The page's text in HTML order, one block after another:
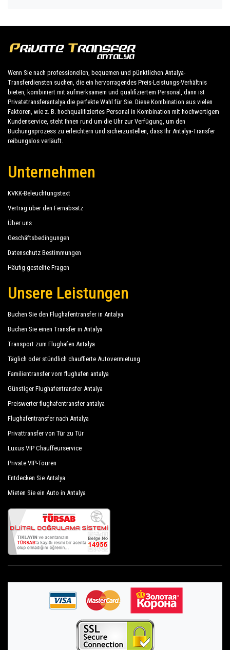
Wenn Sie nach professionellen, bequemen und pünktlichen Antalya-
Transferdiensten suchen, die ein hervorragendes Preis-Leistungs-Verhältnis
bieten, kombiniert mit aufmerksamem und qualifiziertem Personal, dann ist
Privatetransferantalya die perfekte Wahl für Sie. Diese Kombination aus vielen
Faktoren, wie z. B. hochqualifiziertes Personal in Kombination mit hochwertigem
Kundenservice, steht Ihnen rund um die Uhr zur Verfügung, um den
Buchungsprozess zu erleichtern und sicherzustellen, dass Ihr Antalya-Transfer
reibungslos verläuft.
Unternehmen
KVKK-Beleuchtungstext
Vertrag über den Fernabsatz
Über uns
Geschäftsbedingungen
Datenschutz Bestimmungen
Häufig gestellte Fragen
Unsere Leistungen
Buchen Sie den Flughafentransfer in Antalya
Buchen Sie einen Transfer in Antalya
Transport zum Flughafen Antalya
Täglich oder stündlich chauffierte Autovermietung
Familientransfer vom flughafen antalya
Günstiger Flughafentransfer Antalya
Preiswerter flughafentransfer antalya
Flughafentransfer nach Antalya
Privattransfer von Tür zu Tür
Luxus VIP Chauffeurservice
Private VIP-Touren
Entdecken Sie Antalya
Mieten Sie ein Auto in Antalya